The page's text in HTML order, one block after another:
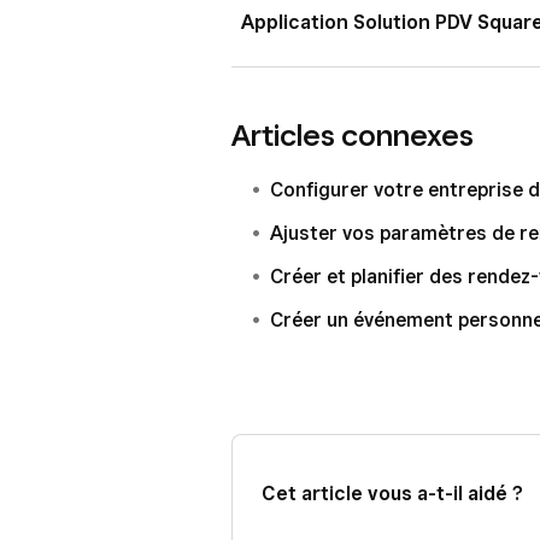
Connectez-vous à votre
en attente.
(facultatif).
Cliquez surEnvoyer.
Application Solution PDV
(facultatif).
Articles connexes
Configurer votre entreprise
Ajuster vos paramètres de
Créer et planifier des
Créer un événement
Cet article vous a-t-il aidé ?